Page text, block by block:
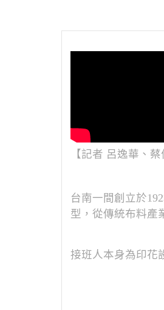
【記者 呂逸華、
台南一間創立於
型，從傳統布料產
接班人本身為印花